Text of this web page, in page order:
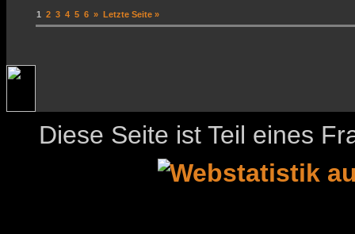
1 2 3 4 5 6 » Letzte Seite »
Diese Seite ist Teil eines